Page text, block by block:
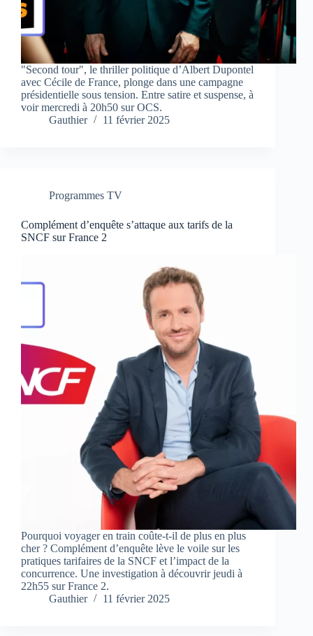
"Second tour", le thriller politique d’Albert Dupontel
avec Cécile de France, plonge dans une campagne
présidentielle sous tension. Entre satire et suspense, à
voir mercredi à 20h50 sur OCS.
Gauthier
11 février 2025
Programmes TV
Complément d’enquête s’attaque aux tarifs de la
SNCF sur France 2
Pourquoi voyager en train coûte-t-il de plus en plus
cher ? Complément d’enquête lève le voile sur les
pratiques tarifaires de la SNCF et l’impact de la
concurrence. Une investigation à découvrir jeudi à
22h55 sur France 2.
Gauthier
11 février 2025